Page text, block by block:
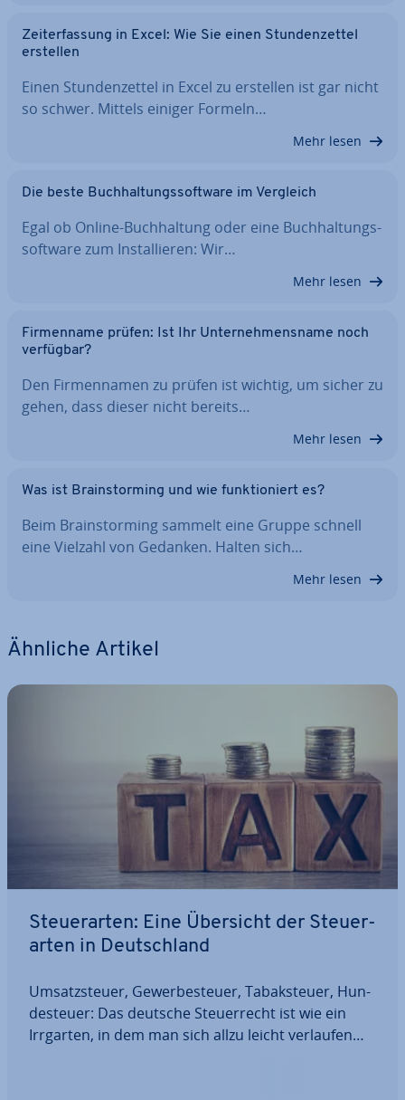
Zeit­er­fas­sung in Excel: Wie Sie einen Stun­den­zet­tel
erstellen
Einen Stun­den­zet­tel in Excel zu erstellen ist gar nicht
so schwer. Mittels einiger Formeln…
Mehr lesen
Die beste Buch­hal­tungs­soft­ware im Vergleich
Egal ob Online-Buch­hal­tung oder eine Buch­hal­tungs­
soft­ware zum In­stal­lie­ren: Wir…
Mehr lesen
Fir­men­na­me prüfen: Ist Ihr Un­ter­neh­mens­na­me noch
verfügbar?
Den Fir­men­na­men zu prüfen ist wichtig, um sicher zu
gehen, dass dieser nicht bereits…
Mehr lesen
Was ist Brain­stor­ming und wie funk­tio­niert es?
Beim Brain­stor­ming sammelt eine Gruppe schnell
eine Vielzahl von Gedanken. Halten sich…
Mehr lesen
Ähnliche Artikel
Steu­er­ar­ten: Eine Übersicht der Steu­er­
ar­ten in Deutsch­land
Um­satz­steu­er, Ge­wer­be­steu­er, Ta­bak­steu­er, Hun­
de­steu­er: Das deutsche Steu­er­recht ist wie ein
Irrgarten, in dem man sich allzu leicht verlaufen